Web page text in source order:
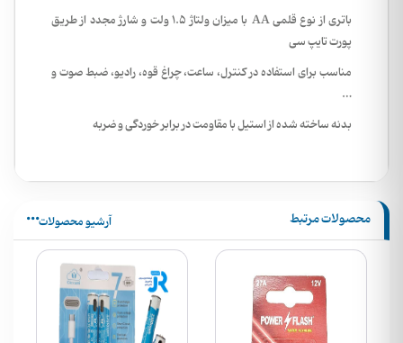
باتری از نوع قلمی AA با میزان ولتاژ 1.5 ولت و شارژ مجدد از طریق
پورت تایپ سی
مناسب برای استفاده در کنترل، ساعت، چراغ قوه، رادیو، ضبط صوت و
…
بدنه ساخته شده از استیل با مقاومت در برابر خوردگی و ضربه
محصولات مرتبط آرشیو محصولات